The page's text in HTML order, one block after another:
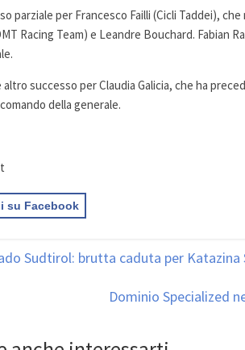
parziale per Francesco Failli (Cicli Taddei),
Racing Team) e Leandre Bouchard. Fabian
altro successo per Claudia Galicia, che ha
della generale.
su Facebook
Sudtirol: brutta caduta per Katazina
Dominio Specialized